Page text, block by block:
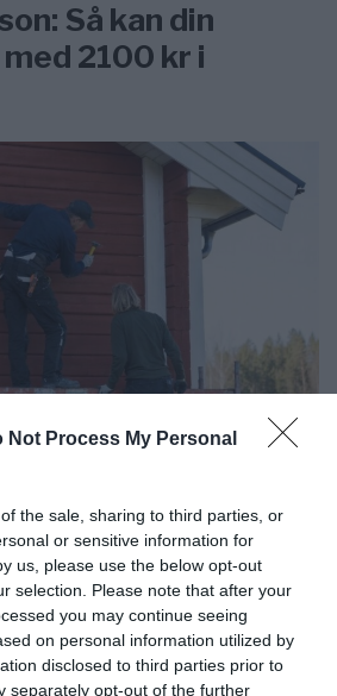
Not Process My Personal
the sale, sharing to third parties, or
or sensitive information for
us, please use the below opt-out
selection. Please note that after your
you may continue seeing
on personal information utilized by
disclosed to third parties prior to
separately opt-out of the further
Så kan din
2100 kr i
ger bidrag för